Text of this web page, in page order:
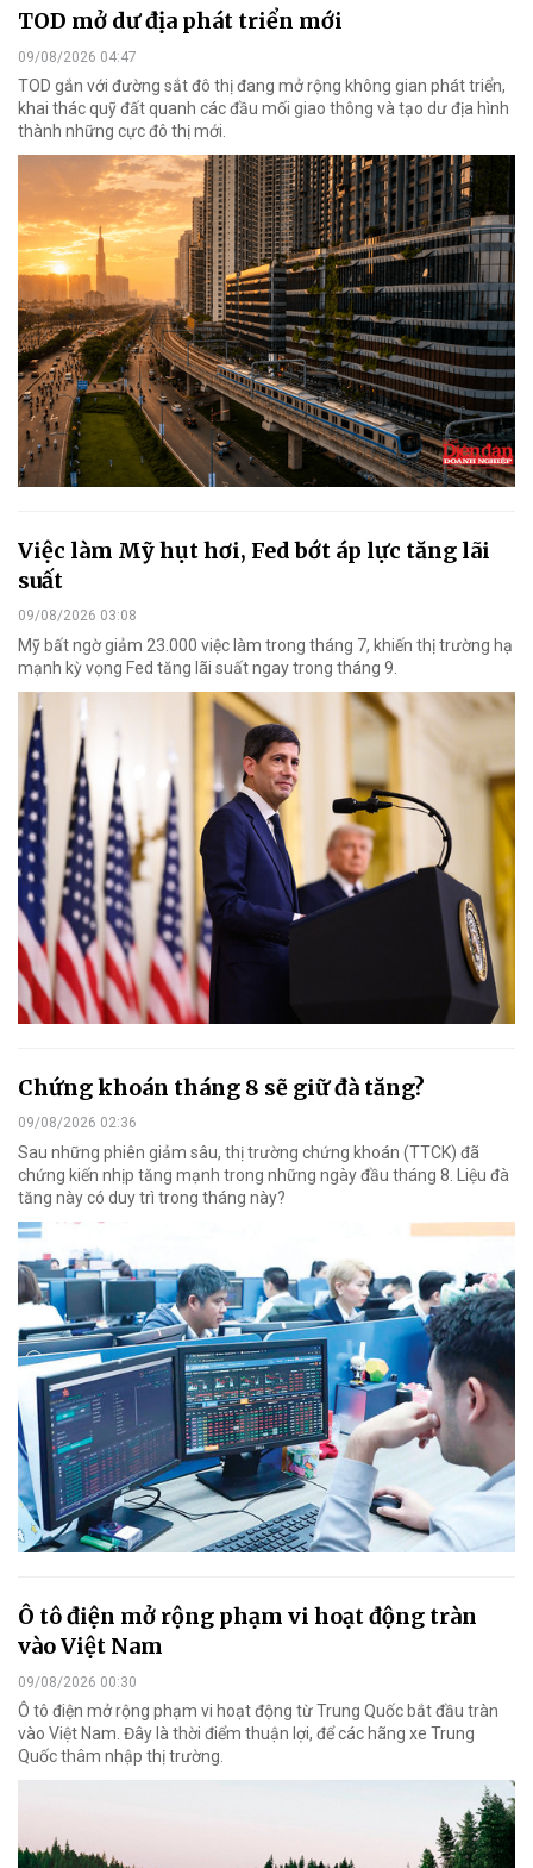
TOD mở dư địa phát triển mới
09/08/2026 04:47
TOD gắn với đường sắt đô thị đang mở rộng không gian phát triển,
khai thác quỹ đất quanh các đầu mối giao thông và tạo dư địa hình
thành những cực đô thị mới.
Việc làm Mỹ hụt hơi, Fed bớt áp lực tăng lãi
suất
09/08/2026 03:08
Mỹ bất ngờ giảm 23.000 việc làm trong tháng 7, khiến thị trường hạ
mạnh kỳ vọng Fed tăng lãi suất ngay trong tháng 9.
Chứng khoán tháng 8 sẽ giữ đà tăng?
09/08/2026 02:36
Sau những phiên giảm sâu, thị trường chứng khoán (TTCK) đã
chứng kiến nhịp tăng mạnh trong những ngày đầu tháng 8. Liệu đà
tăng này có duy trì trong tháng này?
Ô tô điện mở rộng phạm vi hoạt động tràn
vào Việt Nam
09/08/2026 00:30
Ô tô điện mở rộng phạm vi hoạt động từ Trung Quốc bắt đầu tràn
vào Việt Nam. Đây là thời điểm thuận lợi, để các hãng xe Trung
Quốc thâm nhập thị trường.